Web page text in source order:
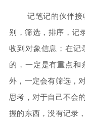
记笔记的伙伴
别，筛选，排序，记
收到对象信息；在记
的，一定是有重点和
外，一定会有筛选，
思考，对于自己不会
握的东西，没有记录